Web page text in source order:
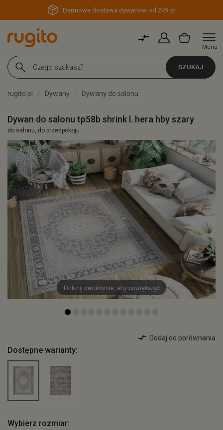
Darmowa dostawa dywanów od 249 zł
Menu
SZUKAJ
rugito.pl Dywany Dywany do salonu
Dywan do salonu tp58b shrink l. hera hby szary
do salonu, do przedpokoju
Dotknij dwukrotnie, aby powiększyć
Dodaj do porównania
Dostępne warianty:
Wybierz rozmiar: